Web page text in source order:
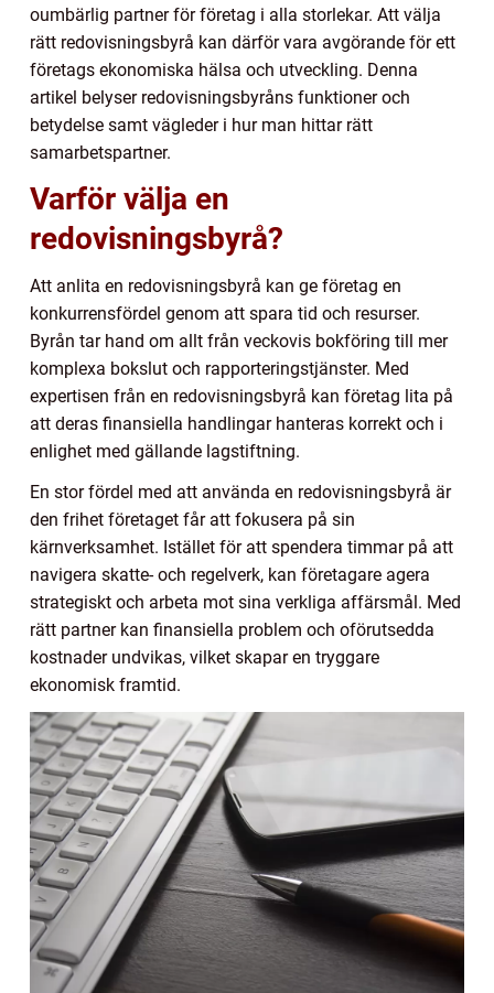
oumbärlig partner för företag i alla storlekar. Att välja
rätt redovisningsbyrå kan därför vara avgörande för ett
företags ekonomiska hälsa och utveckling. Denna
artikel belyser redovisningsbyråns funktioner och
betydelse samt vägleder i hur man hittar rätt
samarbetspartner.
Varför välja en
redovisningsbyrå?
Att anlita en redovisningsbyrå kan ge företag en
konkurrensfördel genom att spara tid och resurser.
Byrån tar hand om allt från veckovis bokföring till mer
komplexa bokslut och rapporteringstjänster. Med
expertisen från en redovisningsbyrå kan företag lita på
att deras finansiella handlingar hanteras korrekt och i
enlighet med gällande lagstiftning.
En stor fördel med att använda en redovisningsbyrå är
den frihet företaget får att fokusera på sin
kärnverksamhet. Istället för att spendera timmar på att
navigera skatte- och regelverk, kan företagare agera
strategiskt och arbeta mot sina verkliga affärsmål. Med
rätt partner kan finansiella problem och oförutsedda
kostnader undvikas, vilket skapar en tryggare
ekonomisk framtid.